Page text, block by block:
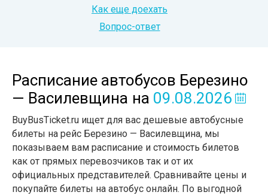
Как еще доехать
Вопрос-ответ
Расписание автобусов Березино
— Василевщина на 09.08.2026
BuyBusTicket.ru ищет для вас дешевые автобусные
билеты на рейс Березино — Василевщина, мы
показываем вам расписание и стоимость билетов
как от прямых перевозчиков так и от их
официальных представителей. Сравнивайте цены и
покупайте билеты на автобус онлайн. По выгодной